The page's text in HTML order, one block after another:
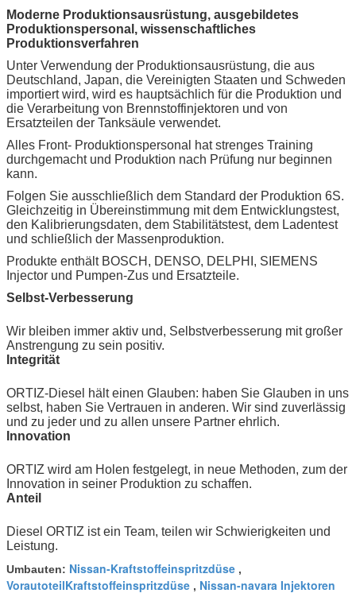
Moderne Produktionsausrüstung, ausgebildetes
Produktionspersonal, wissenschaftliches
Produktionsverfahren
Unter Verwendung der Produktionsausrüstung, die aus
Deutschland, Japan, die Vereinigten Staaten und Schweden
importiert wird, wird es hauptsächlich für die Produktion und
die Verarbeitung von Brennstoffinjektoren und von
Ersatzteilen der Tanksäule verwendet.
Alles Front- Produktionspersonal hat strenges Training
durchgemacht und Produktion nach Prüfung nur beginnen
kann.
Folgen Sie ausschließlich dem Standard der Produktion 6S.
Gleichzeitig in Übereinstimmung mit dem Entwicklungstest,
den Kalibrierungsdaten, dem Stabilitätstest, dem Ladentest
und schließlich der Massenproduktion.
Produkte enthält BOSCH, DENSO, DELPHI, SIEMENS
Injector und Pumpen-Zus und Ersatzteile.
Selbst-Verbesserung
Wir bleiben immer aktiv und, Selbstverbesserung mit großer
Anstrengung zu sein positiv.
Integrität
ORTIZ-Diesel hält einen Glauben: haben Sie Glauben in uns
selbst, haben Sie Vertrauen in anderen. Wir sind zuverlässig
und zu jeder und zu allen unsere Partner ehrlich.
Innovation
ORTIZ wird am Holen festgelegt, in neue Methoden, zum der
Innovation in seiner Produktion zu schaffen.
Anteil
Diesel ORTIZ ist ein Team, teilen wir Schwierigkeiten und
Leistung.
Umbauten: Nissan-Kraftstoffeinspritzdüse ,
VorautoteilKraftstoffeinspritzdüse , Nissan-navara Injektoren